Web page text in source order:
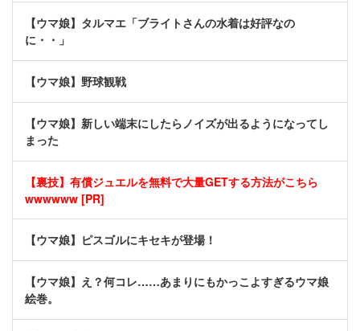
【ウマ娘】タルマエ「ブライトさんの水着は好評なの
に・・」
【ウマ娘】野球観戦
【ウマ娘】新しい端末にしたらノイズが出るようになってし
まった
【裏技】有償ジュエルを無料で大量GETする方法がこちら
wwwwww [PR]
【ウマ娘】ピスゴルにキセキが登場！
【ウマ娘】え？何コレ……あまりにもかっこよすぎるウマ娘
絵巻。